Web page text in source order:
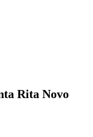
Rita Novo